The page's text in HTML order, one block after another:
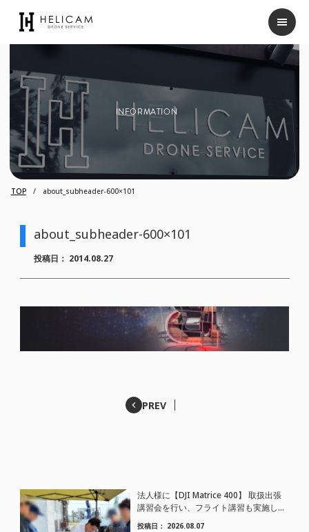
INFORMATION
TOP about_subheader-600×101
about_subheader-600×101
投稿日： 2014.08.27
PREV
法人様に【DJI Matrice 400】 取扱出張
講習会を行い、フライト講習も実施しま
した。
投稿日： 2026.08.07